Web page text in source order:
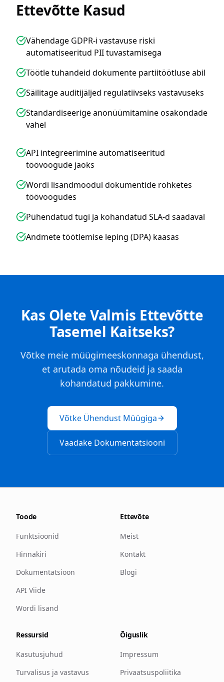
Ettevõtte Kasud
Vähendage GDPR-i vastavuse riski
automatiseeritud PII tuvastamisega
Töötle tuhandeid dokumente partiitöötluse abil
Säilitage auditijäljed regulatiivseks vastavuseks
Standardiseerige anonüümitamine osakondade
vahel
API integreerimine automatiseeritud
töövoogude jaoks
Wordi lisandmoodul dokumentide rohketes
töövoogudes
Pühendatud tugi ja kohandatud SLA-d saadaval
Andmete töötlemise leping (DPA) kaasas
Kas Olete Valmis Ettevõtte
Tasemel Kaitseks?
Võtke meie müügimeeskonnaga ühendust,
et arutada oma nõudeid ja saada
kohandatud pakkumine.
Võtke Ühendust Müügiga
Vaadake Dokumentatsiooni
Toode
Funktsioonid
Hinnakiri
Dokumentatsioon
API Viide
Wordi lisand
Ettevõte
Meist
Kontakt
Blogi
Ressursid
Kasutusjuhud
Turvalisus ja vastavus
Õiguslik
Impressum
Privaatsuspoliitika